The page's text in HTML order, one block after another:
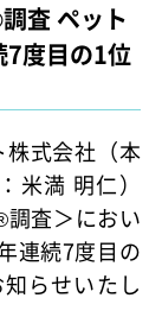
査 ペット
7度目の1位
株式会社（本
米満 明仁）
査＞におい
連続7度目の
らせいたし